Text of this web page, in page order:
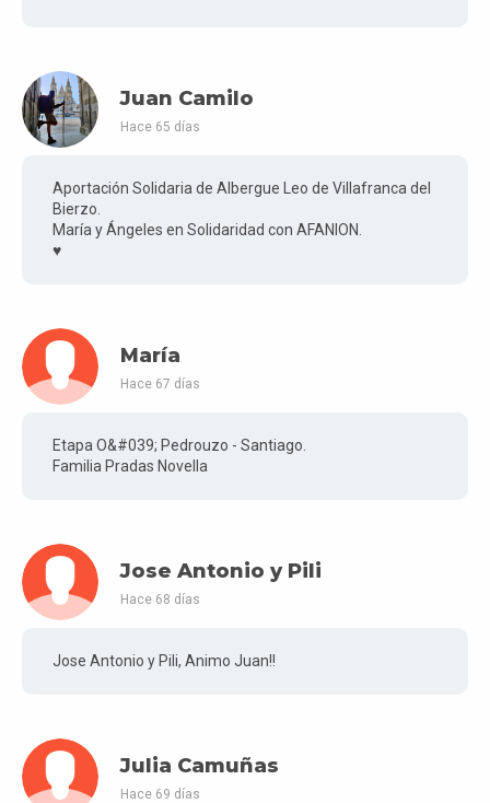
Juan Camilo
Hace 65 días
Aportación Solidaria de Albergue Leo de Villafranca del
Bierzo.
María y Ángeles en Solidaridad con AFANION.
♥️
María
Hace 67 días
Etapa O&#039; Pedrouzo - Santiago.
Familia Pradas Novella
Jose Antonio y Pili
Hace 68 días
Jose Antonio y Pili, Animo Juan!!
Julia Camuñas
Hace 69 días